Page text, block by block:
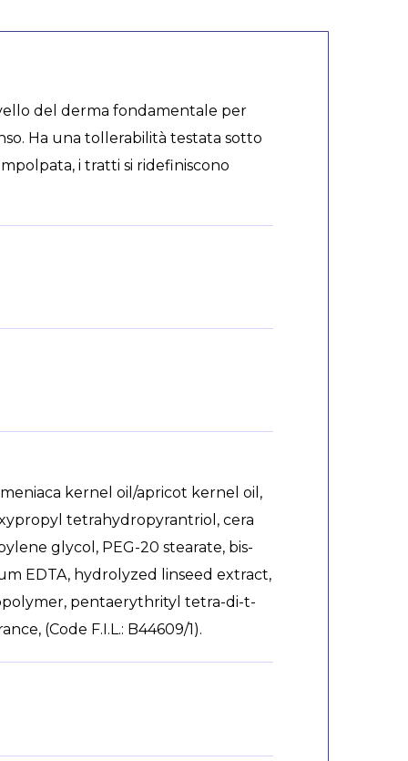
del derma fondamentale per
Ha una tollerabilità testata sotto
i tratti si ridefiniscono
kernel oil/apricot kernel oil,
tetrahydropyrantriol, cera
glycol, PEG-20 stearate, bis-
EDTA, hydrolyzed linseed extract,
pentaerythrityl tetra-di-t-
(Code F.I.L.: B44609/1).